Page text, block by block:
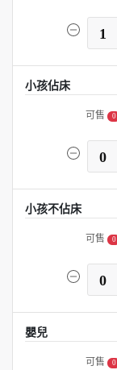
1
小孩佔床
可售 0
0
小孩不佔床
可售 0
0
嬰兒
可售 0